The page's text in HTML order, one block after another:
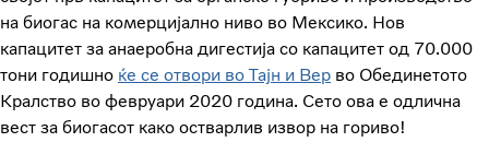
на биогас на комерцијално ниво во Мексико. Нов
капацитет за анаеробна дигестија со капацитет од 70.000
тони годишно ќе се отвори во Тајн и Вер во Обединетото
Кралство во февруари 2020 година. Сето ова е одлична
вест за биогасот како остварлив извор на гориво!